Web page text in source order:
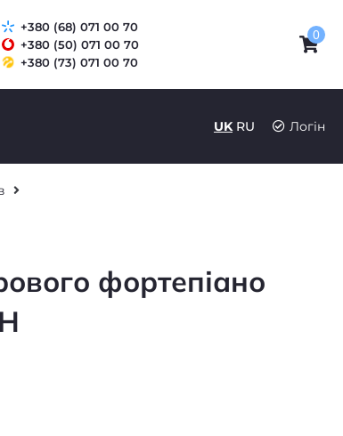
+380 (68) 071 00 70
+380 (50) 071 00 70
+380 (73) 071 00 70
0
UK RU Логін
фортепіано